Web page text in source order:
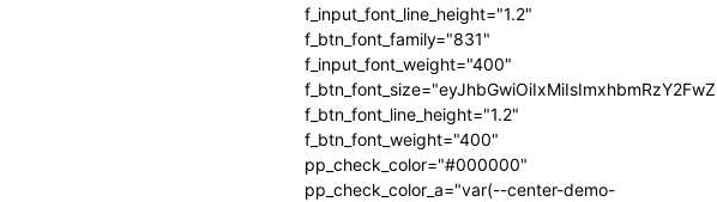
f_input_font_line_height="1.2"
f_btn_font_family="831"
f_input_font_weight="400"
f_btn_font_line_height="1.2"
f_btn_font_weight="400"
pp_check_color="#000000"
pp_check_color_a="var(--center-demo-